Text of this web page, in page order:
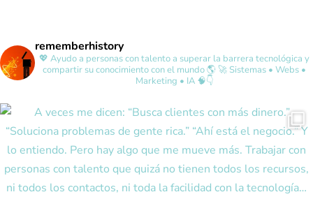
rememberhistory
💖 Ayudo a personas con talento a superar la barrera tecnológica y
compartir su conocimiento con el mundo 🌎 🚀 Sistemas • Webs •
Marketing • IA 🧠👇